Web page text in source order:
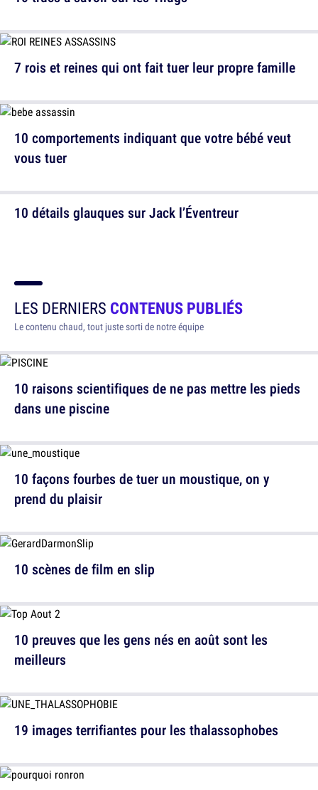
7 rois et reines qui ont fait tuer leur propre famille
10 détails glauques sur Jack l’Éventreur
10 comportements indiquant que votre bébé veut
vous tuer
LES DERNIERS CONTENUS PUBLIÉS
Le contenu chaud, tout juste sorti de notre équipe
10 raisons scientifiques de ne pas mettre les pieds
dans une piscine
10 scènes de film en slip
19 images terrifiantes pour les thalassophobes
10 façons fourbes de tuer un moustique, on y
prend du plaisir
10 preuves que les gens nés en août sont les
meilleurs